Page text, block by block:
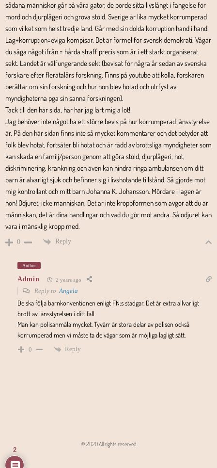
sådana människor går på våra gator, de borde sitta livslångt i fängelse för
mord och djurplågeri och grova stöld. Sverige är lika mycket korrumperad
som vilket som helst tredje land. Går med sin dolda korruption hand i hand.
Lag+korruption=eviga kompisar. Det är formel för svensk demokrati. Vågar
du säga något ifrån = hårda straff precis som är i ett starkt organiserat
sekt. Landet är välfungerande sekt (bevisat för några år sedan av svenska
forskare efter fleratalårs forskning. Finns på youtube att kolla, forskaren
berättar om sin forskning och hur hon blev hotad och utrfyst av
myndigheterna pga sin sanna forskningen).
Tack till den här sida, här har jag lärt mig a lot!
Jag behöver inte något ha ett större bevis på hur korrumperad länsstyrelse
är. På den här sidan finns inte så mycket kommentarer och det betyder att
folk blev hotat, fortsäter bli hotat och är rädd av brottsliga myndigheter som
kan skada en familj/person genom att göra stöld, djurplågeri, hot,
diskriminering, kränkning och även kan hindra ringa ambulansen om ditt
barn är alvarligt sjuk och befinner sig i livshotande tillstånd. Så gjorde mot
mig kontrollant och mitt barn Johanna K. Johansson. Mördare i lagen är
hon! Odjuret, icke människan. Det är inte kroppformen som avgör att du är
människan, det är dina handlingar och vad du gör mot andra. Så odjuret kan
vara i mänsklig kropp med.
0 Reply
Author
Admin 2 years ago
Reply toAngela
De ska följa barnkonventionen enligt FN:s stadgar. Det är extra allvarligt
brott av länsstyrelsen i ditt fall.
Man kan polisanmäla mycket. Tyvärr är stora delar av polisen också
korrumperad men vi måste ta de vägar som är möjliga lagligt sätt.
0 Reply
© 2020 All rights reserved
2